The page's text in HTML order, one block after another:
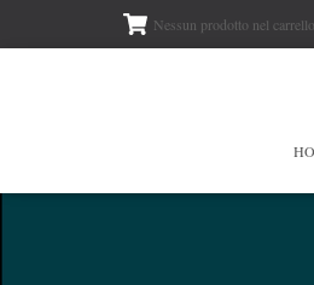
Nessun prodotto nel carrello.